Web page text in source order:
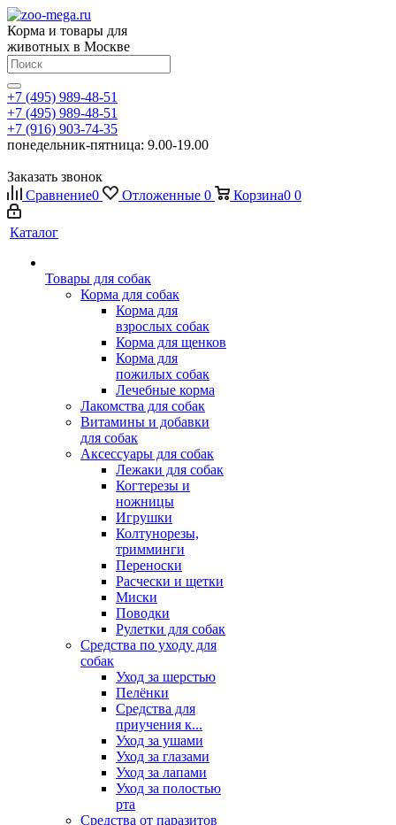
Корма и товары для
животных в Москве
+7 (495) 989-48-51
+7 (495) 989-48-51
+7 (916) 903-74-35
понедельник-пятница: 9.00-19.00
Заказать звонок
Сравнение0 Отложенные 0 Корзина0 0
Каталог
Товары для собак
Корма для собак
Корма для
взрослых собак
Корма для щенков
Корма для
пожилых собак
Лечебные корма
Лакомства для собак
Витамины и добавки
для собак
Аксессуары для собак
Лежаки для собак
Когтерезы и
ножницы
Игрушки
Колтунорезы,
тримминги
Переноски
Расчески и щетки
Миски
Поводки
Рулетки для собак
Средства по уходу для
собак
Уход за шерстью
Пелёнки
Средства для
приучения к...
Уход за ушами
Уход за глазами
Уход за лапами
Уход за полостью
рта
Средства от паразитов